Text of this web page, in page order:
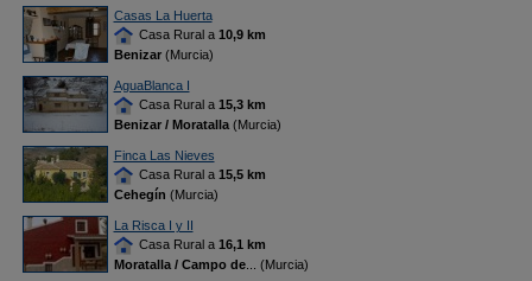
Casas La Huerta
Casa Rural a 10,9 km
Benizar(Murcia)
AguaBlanca I
Casa Rural a 15,3 km
Benizar / Moratalla(Murcia)
Finca Las Nieves
Casa Rural a 15,5 km
Cehegín (Murcia)
La Risca I y II
Casa Rural a 16,1 km
Moratalla / Campo de... (Murcia)